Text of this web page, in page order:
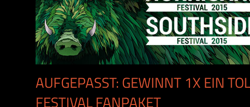
AUFGEPASST: GEWINNT 1X EIN
FESTIVAL FANPAKET